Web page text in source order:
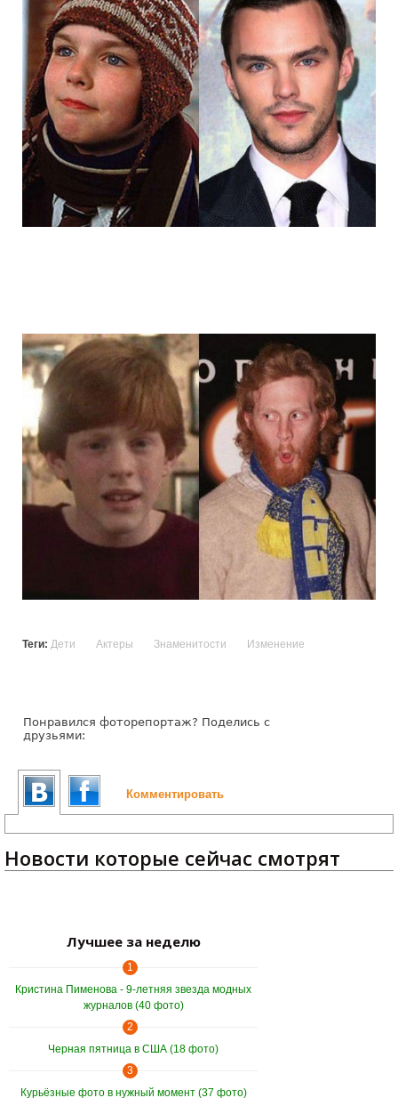
Теги: Дети Актеры Знаменитости Изменение
Понравился фоторепортаж? Поделись с
друзьями:
Комментировать
Новости которые сейчас смотрят
Лучшее за неделю
1
Кристина Пименова - 9-летняя звезда модных
журналов (40 фото)
2
Черная пятница в США (18 фото)
3
Курьёзные фото в нужный момент (37 фото)